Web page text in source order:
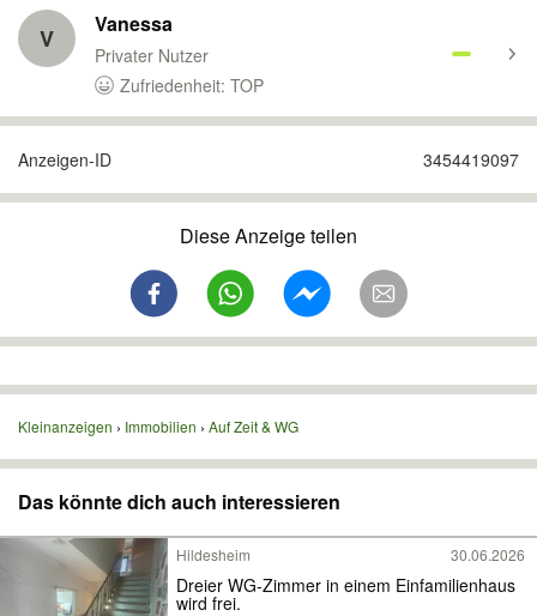
V Vanessa
Privater Nutzer
Zufriedenheit: TOP
Anzeigen-ID 3454419097
Diese Anzeige teilen
Kleinanzeigen Immobilien Auf Zeit & WG
Das könnte dich auch interessieren
Hildesheim 30.06.2026
Dreier WG-Zimmer in einem Einfamilienhaus
wird frei.